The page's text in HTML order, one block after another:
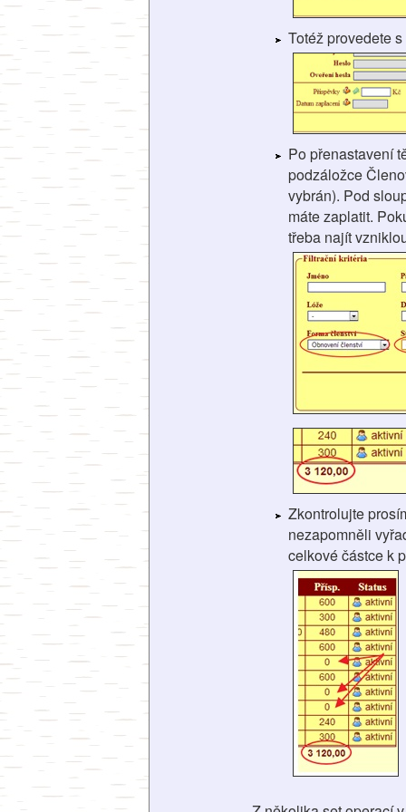
Totéž provedete
Po přenastavení
podzáložce
vybrán). Pod
máte zaplatit.
třeba najít
Zkontrolujte
nezapomněli
celkové částce k